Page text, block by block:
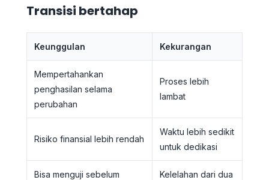
Transisi bertahap
Keunggulan Kekurangan
Mempertahankan
penghasilan selama
perubahan
Proses lebih
lambat
Risiko finansial lebih rendah
Waktu lebih sedikit
untuk dedikasi
Bisa menguji sebelum
Kelelahan dari dua